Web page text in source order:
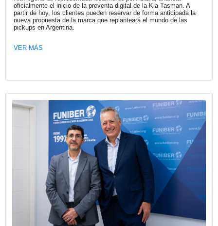
Les acercamos invitación que nos
Asociación Amigos del Camino de
en Argentina
El próximo sábado 25 de julio, día de Santiago Apóstol,
realizará la 7º edición del Camino de Santiago en
una experiencia única de encuentro, amistad, reflexión y
peregrino.
VER MÁS